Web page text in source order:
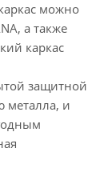
можно
а также
каркас
защитной
металла, и